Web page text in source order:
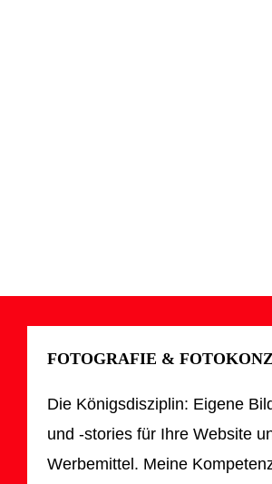
FOTOGRAFIE &
Die Königsdisziplin: Eigene
und -stories für Ihre Website
Werbemittel. Meine